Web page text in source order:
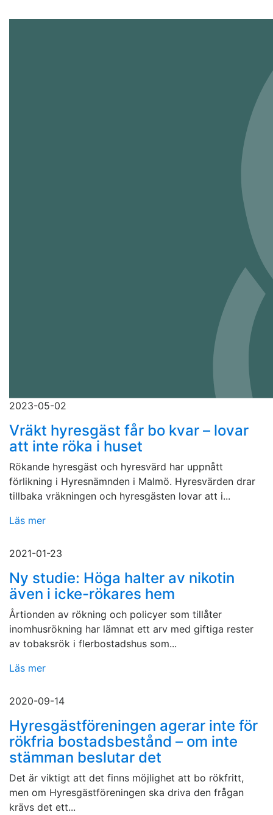
2023-05-02
Vräkt hyresgäst får bo kvar – lovar
att inte röka i huset
Rökande hyresgäst och hyresvärd har uppnått
förlikning i Hyresnämnden i Malmö. Hyresvärden drar
tillbaka vräkningen och hyresgästen lovar att i...
Läs mer
2021-01-23
Ny studie: Höga halter av nikotin
även i icke-rökares hem
Årtionden av rökning och policyer som tillåter
inomhusrökning har lämnat ett arv med giftiga rester
av tobaksrök i flerbostadshus som...
Läs mer
2020-09-14
Hyresgästföreningen agerar inte för
rökfria bostadsbestånd – om inte
stämman beslutar det
Det är viktigt att det finns möjlighet att bo rökfritt,
men om Hyresgästföreningen ska driva den frågan
krävs det ett...